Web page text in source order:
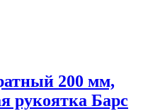
200 мм,
рукоятка Барс